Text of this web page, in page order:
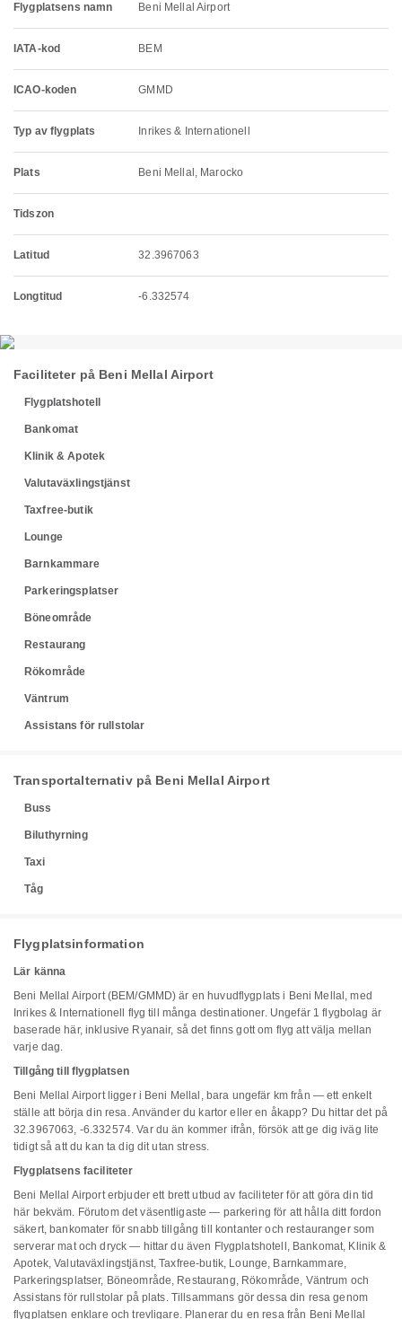
Flygplatsens namn Beni Mellal Airport
IATA-kod BEM
ICAO-koden GMMD
Typ av flygplats Inrikes & Internationell
Plats Beni Mellal, Marocko
Tidszon
Latitud 32.3967063
Longtitud -6.332574
Faciliteter på Beni Mellal Airport
Flygplatshotell
Bankomat
Klinik & Apotek
Valutaväxlingstjänst
Taxfree-butik
Lounge
Barnkammare
Parkeringsplatser
Böneområde
Restaurang
Rökområde
Väntrum
Assistans för rullstolar
Transportalternativ på Beni Mellal Airport
Buss
Biluthyrning
Taxi
Tåg
Flygplatsinformation
Lär känna
Beni Mellal Airport (BEM/GMMD) är en huvudflygplats i Beni Mellal, med
Inrikes & Internationell flyg till många destinationer. Ungefär 1 flygbolag är
baserade här, inklusive Ryanair, så det finns gott om flyg att välja mellan
varje dag.
Tillgång till flygplatsen
Beni Mellal Airport ligger i Beni Mellal, bara ungefär km från — ett enkelt
ställe att börja din resa. Använder du kartor eller en åkapp? Du hittar det på
32.3967063, -6.332574. Var du än kommer ifrån, försök att ge dig iväg lite
tidigt så att du kan ta dig dit utan stress.
Flygplatsens faciliteter
Beni Mellal Airport erbjuder ett brett utbud av faciliteter för att göra din tid
här bekväm. Förutom det väsentligaste — parkering för att hålla ditt fordon
säkert, bankomater för snabb tillgång till kontanter och restauranger som
serverar mat och dryck — hittar du även Flygplatshotell, Bankomat, Klinik &
Apotek, Valutaväxlingstjänst, Taxfree-butik, Lounge, Barnkammare,
Parkeringsplatser, Böneområde, Restaurang, Rökområde, Väntrum och
Assistans för rullstolar på plats. Tillsammans gör dessa din resa genom
flygplatsen enklare och trevligare. Planerar du en resa från Beni Mellal